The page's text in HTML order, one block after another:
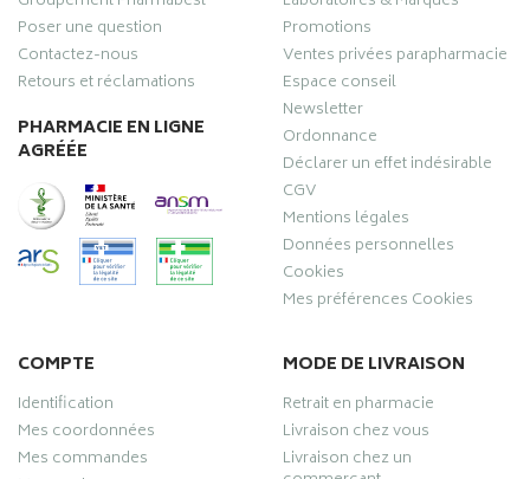
Poser une question
Contactez-nous
Retours et réclamations
PHARMACIE EN LIGNE
AGRÉÉE
Promotions
Ventes privées parapharmacie
Espace conseil
Newsletter
Ordonnance
Déclarer un effet indésirable
CGV
Mentions légales
Données personnelles
Cookies
Mes préférences Cookies
COMPTE
Identification
Mes coordonnées
Mes commandes
MODE DE LIVRAISON
Retrait en pharmacie
Livraison chez vous
Livraison chez un